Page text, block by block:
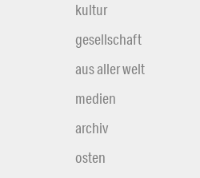
kultur
gesellschaft
aus aller welt
medien
archiv
osten